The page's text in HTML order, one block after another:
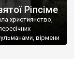
Ріпсіме
християнство,
вірмени